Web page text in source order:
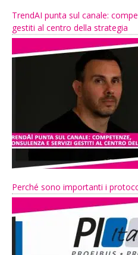
TrendAI punta sul canale:
gestiti al centro della strategia
Perché sono importanti i